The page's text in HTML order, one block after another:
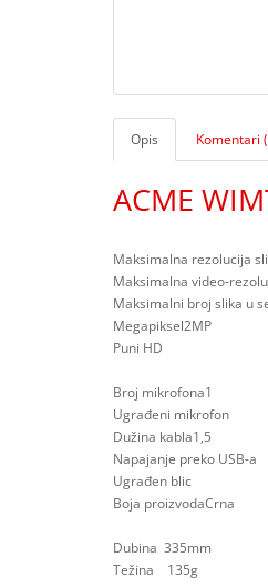
Opis Komentari
ACME
Maksimalna rezolucija
Maksimalna video-
Maksimalni broj slika u
Megapiksel2MP
Puni HD
Broj mikrofona1
Ugrađeni mikrofon
Dužina kabla1,5
Napajanje preko USB-a
Ugrađen blic
Boja proizvodaCrna
Dubina 335mm
Težina 135g